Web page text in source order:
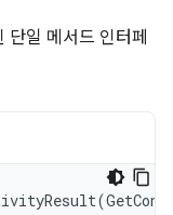
단일 메서드 인터페
(